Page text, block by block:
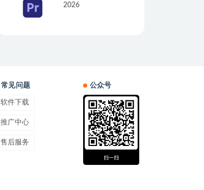
2026
常见问题
软件下载
推广中心
售后服务
公众号